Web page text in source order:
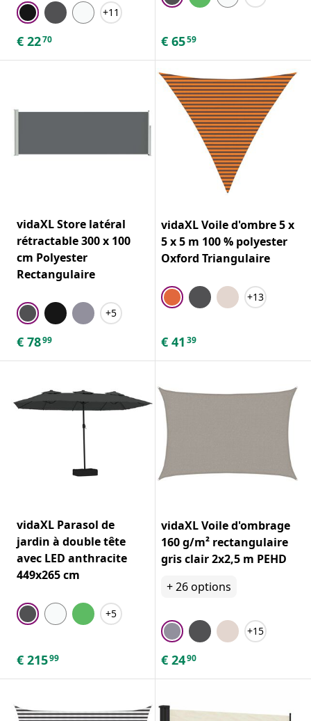
+11
€ 2270 € 6559
vidaXL Store latéral
rétractable 300 x 100
cm Polyester
Rectangulaire
+5
€ 7899
vidaXL Voile d'ombre 5 x
5 x 5 m 100 % polyester
Oxford Triangulaire
+13
€ 41 39
vidaXL Parasol de
jardin à double tête
avec LED anthracite
449x265 cm
+5
€ 21599
vidaXL Voile d'ombrage
160 g/m² rectangulaire
gris clair 2x2,5 m PEHD
+26options
+15
€ 2490